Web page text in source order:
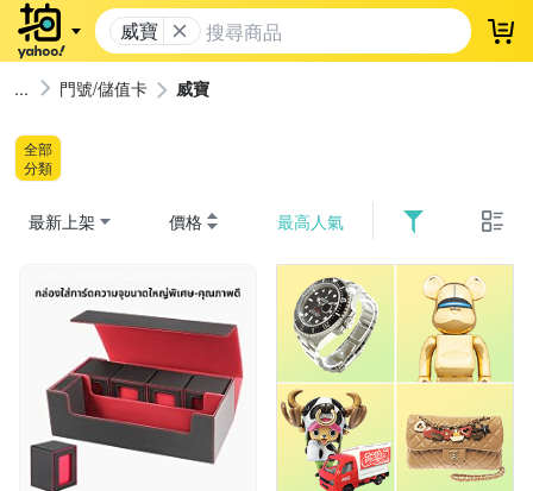
威寶 登
門號/儲值卡 威寶
全部
分類
最新上架 價格 最高人氣